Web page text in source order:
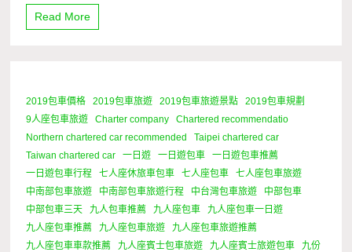
Read More
1 Minute
2019包車價格 2019包車旅遊 2019包車旅遊景點
2019包車規劃
9人座包車旅遊
Charter company
Chartered recommendatio
Northern chartered car recommended
Taipei chartered car
Taiwan chartered car
一日遊 一日遊包車
一日遊包車推薦
一日遊包車行程
七人座休旅車包車 七人座包車
七人座包車旅遊
中南部包車旅遊
中南部包車旅遊行程 中台灣包車旅遊
中部包車
中部包車三天
九人包車推薦 九人座包車
九人座包車一日遊
九人座包車推薦
九人座包車旅遊
九人座包車旅遊推薦
九人座包車車款推薦
九人座賓士包車旅遊 九人座賓士旅遊包車
九份